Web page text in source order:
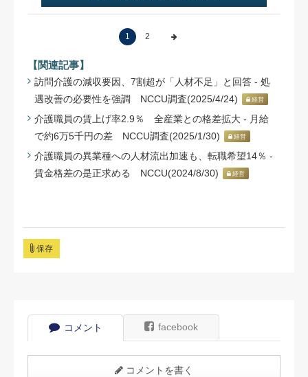
1 2
【関連記事】
訪問介護の減収要因、7割超が「人材不足」と回答 - 処
遇改善の必要性を強調 NCCU調査(2025/4/24)
経営
介護職員の賃上げ率2.9％ 全産業との格差拡大 - 月給
で約6万5千円の差 NCCU調査(2025/1/30)
経営
介護職員の異業種への人材流出加速も、転職希望14％ -
賃金格差の是正求める NCCU(2024/8/30)
経営
保存
コメント facebook
コメントを書く